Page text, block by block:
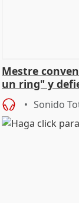
Mestre
un ring" y
Vox
Sonido